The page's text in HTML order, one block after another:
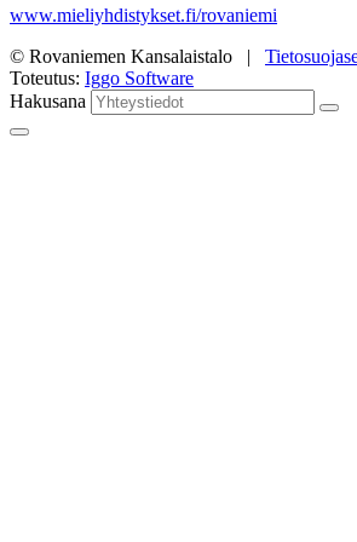
www.mieliyhdistykset.fi/rovaniemi
© Rovaniemen Kansalaistalo |
Toteutus: Iggo Software
Hakusana